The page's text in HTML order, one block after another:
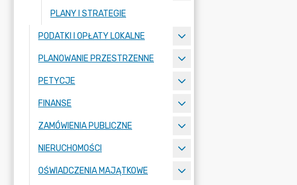
PLANY I STRATEGIE
PODATKI I OPŁATY LOKALNE
PLANOWANIE PRZESTRZENNE
PETYCJE
FINANSE
ZAMÓWIENIA PUBLICZNE
NIERUCHOMOŚCI
OŚWIADCZENIA MAJĄTKOWE